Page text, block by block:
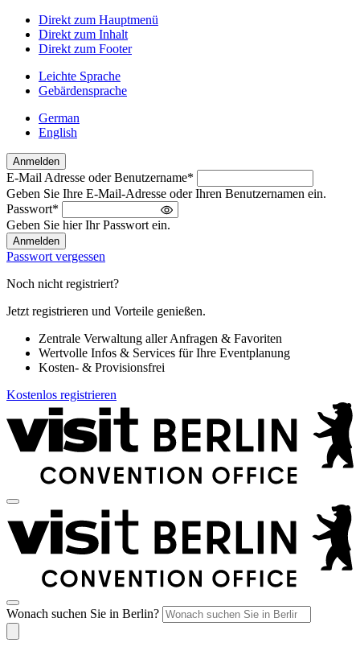
Direkt zum Hauptmenü
Direkt zum Inhalt
Direkt zum Footer
Leichte Sprache
Gebärdensprache
German
English
Anmelden
Willkommen
zurück!
Bitte
melden
Sie
sich
an
E-Mail Adresse oder Benutzername*
Geben Sie Ihre E-Mail-Adresse oder Ihren Benutzernamen ein.
Passwort*
Geben Sie hier Ihr Passwort ein.
Passwort vergessen
Noch nicht registriert?
Jetzt registrieren und Vorteile genießen.
Zentrale Verwaltung aller Anfragen & Favoriten
Wertvolle Infos & Services für Ihre Eventplanung
Kosten- & Provisionsfrei
Kostenlos registrieren
Wonach suchen Sie in Berlin?